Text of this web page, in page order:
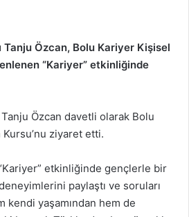
Tanju Özcan, Bolu Kariyer Kişisel
“Kariyer” etkinliğinde
Özcan davetli olarak Bolu
ziyaret etti.
etkinliğinde gençlerle bir
paylaştı ve soruları
kendi yaşamından hem de